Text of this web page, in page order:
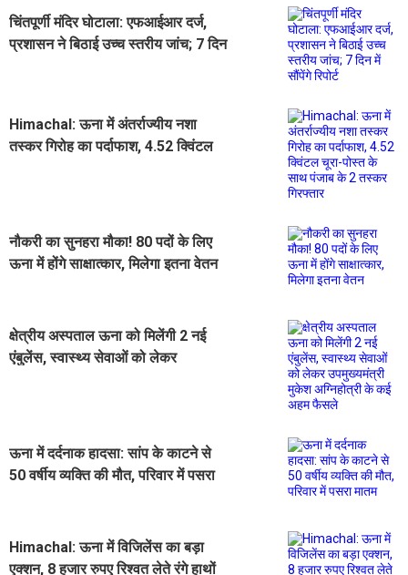
चिंतपूर्णी मंदिर घोटाला: एफआईआर दर्ज,
प्रशासन ने बिठाई उच्च स्तरीय जांच; 7 दिन
Himachal: ऊना में अंतर्राज्यीय नशा
तस्कर गिरोह का पर्दाफाश, 4.52 क्विंटल
नौकरी का सुनहरा मौका! 80 पदों के लिए
ऊना में होंगे साक्षात्कार, मिलेगा इतना वेतन
क्षेत्रीय अस्पताल ऊना को मिलेंगी 2 नई
एंबुलेंस, स्वास्थ्य सेवाओं को लेकर
ऊना में दर्दनाक हादसा: सांप के काटने से
50 वर्षीय व्यक्ति की मौत, परिवार में पसरा
Himachal: ऊना में विजिलेंस का बड़ा
एक्शन, 8 हजार रुपए रिश्वत लेते रंगे हाथों